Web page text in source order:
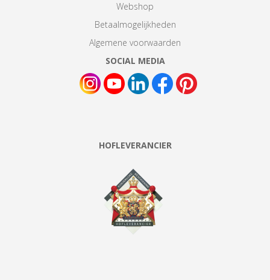
Webshop
Betaalmogelijkheden
Algemene voorwaarden
SOCIAL MEDIA
HOFLEVERANCIER